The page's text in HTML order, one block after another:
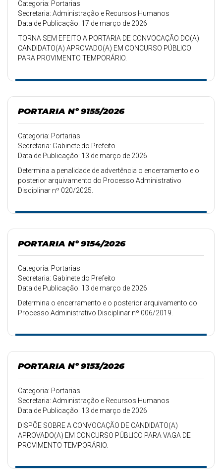
Categoria: Portarias
Secretaria: Administração e Recursos Humanos
Data de Publicação: 17 de março de 2026
TORNA SEM EFEITO A PORTARIA DE CONVOCAÇÃO DO(A)
CANDIDATO(A) APROVADO(A) EM CONCURSO PÚBLICO
PARA PROVIMENTO TEMPORÁRIO.
PORTARIA Nº 9155/2026
Categoria: Portarias
Secretaria: Gabinete do Prefeito
Data de Publicação: 13 de março de 2026
Determina a penalidade de advertência o encerramento e o
posterior arquivamento do Processo Administrativo
Disciplinar nº 020/2025.
PORTARIA Nº 9154/2026
Categoria: Portarias
Secretaria: Gabinete do Prefeito
Data de Publicação: 13 de março de 2026
Determina o encerramento e o posterior arquivamento do
Processo Administrativo Disciplinar nº 006/2019.
PORTARIA Nº 9153/2026
Categoria: Portarias
Secretaria: Administração e Recursos Humanos
Data de Publicação: 13 de março de 2026
DISPÕE SOBRE A CONVOCAÇÃO DE CANDIDATO(A)
APROVADO(A) EM CONCURSO PÚBLICO PARA VAGA DE
PROVIMENTO TEMPORÁRIO.